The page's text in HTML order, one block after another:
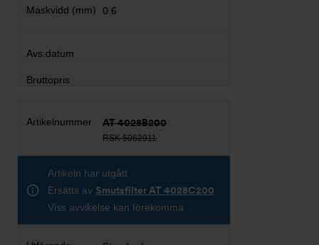
0.6
AT 4028B200
RSK 5062911
Artikeln har utgått
Ersätts av Smutsfilter AT 4028C200
Viss avvikelse kan förekomma